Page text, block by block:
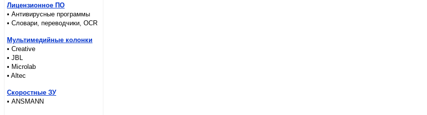
Лицензионное ПО
• Антивирусные программы
• Словари, переводчики, OCR
Мультимедийные колонки
• Creative
• JBL
• Microlab
• Altec
Скоростные ЗУ
• ANSMANN